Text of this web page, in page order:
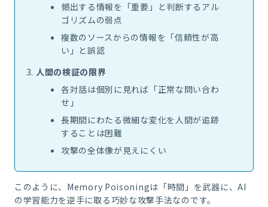
頻出する情報を「重要」と判断するアル
ゴリズムの弱点
複数のソースからの情報を「信頼性が高
い」と誤認
人間の検証の限界
各対話は個別に見れば「正常な問い合わ
せ」
長期間にわたる微細な変化を人間が追跡
することは困難
攻撃の全体像が見えにくい
このように、Memory Poisoningは「時間」を武器に、AI
の学習能力を逆手に取る巧妙な攻撃手法なのです。